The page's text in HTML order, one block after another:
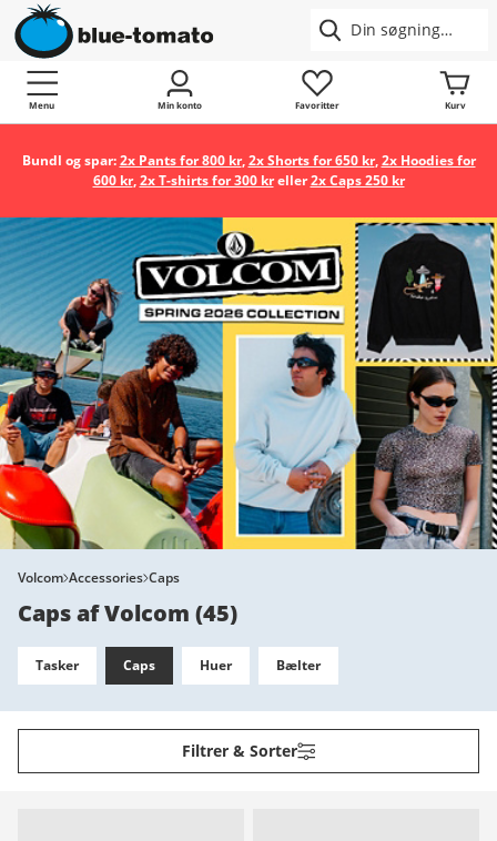
Menu Min konto Favoritter Kurv
Bundl og spar:2x Pants for 800 kr,2x Shorts for 650 kr,2x Hoodies for
600 kr,2x T-shirts for 300 kreller2x Caps 250 kr
Volcom Accessories Caps
Caps af Volcom (45)
Tasker Caps Huer Bælter
Filtrer & Sorter